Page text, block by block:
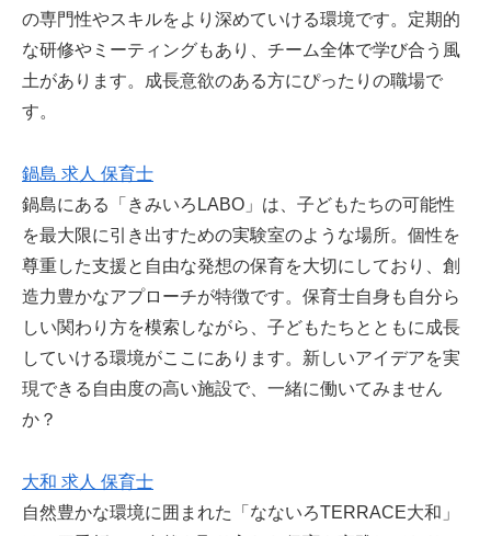
の専門性やスキルをより深めていける環境です。定期的
な研修やミーティングもあり、チーム全体で学び合う風
土があります。成長意欲のある方にぴったりの職場で
す。
鍋島 求人 保育士
鍋島にある「きみいろLABO」は、子どもたちの可能性
を最大限に引き出すための実験室のような場所。個性を
尊重した支援と自由な発想の保育を大切にしており、創
造力豊かなアプローチが特徴です。保育士自身も自分ら
しい関わり方を模索しながら、子どもたちとともに成長
していける環境がここにあります。新しいアイデアを実
現できる自由度の高い施設で、一緒に働いてみません
か？
大和 求人 保育士
自然豊かな環境に囲まれた「なないろTERRACE大和」